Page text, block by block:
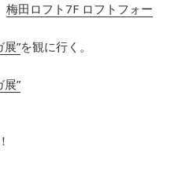
梅田ロフト7F ロフトフォー
”を観に行く。
”